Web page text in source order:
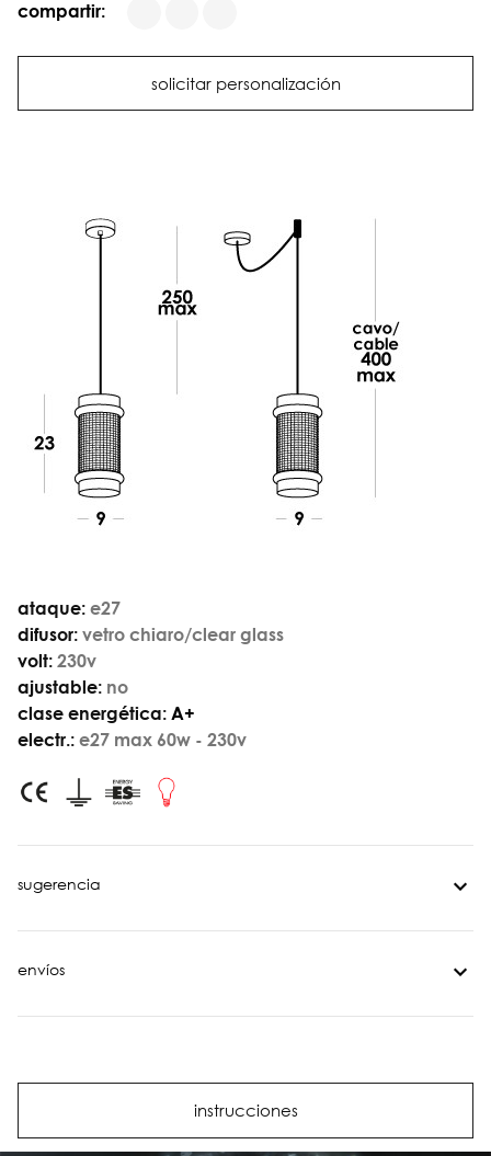
compartir:
solicitar personalización
ataque: e27
difusor: vetro chiaro/clear glass
volt: 230v
ajustable: no
clase energética: A+
electr.: e27 max 60w - 230v
sugerencia
envíos
instrucciones